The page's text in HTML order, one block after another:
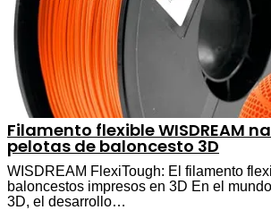
Filamento flexible WISDREAM
pelotas de baloncesto 3D
WISDREAM FlexiTough: El filamento
baloncestos impresos en 3D En el
3D, el desarrollo…